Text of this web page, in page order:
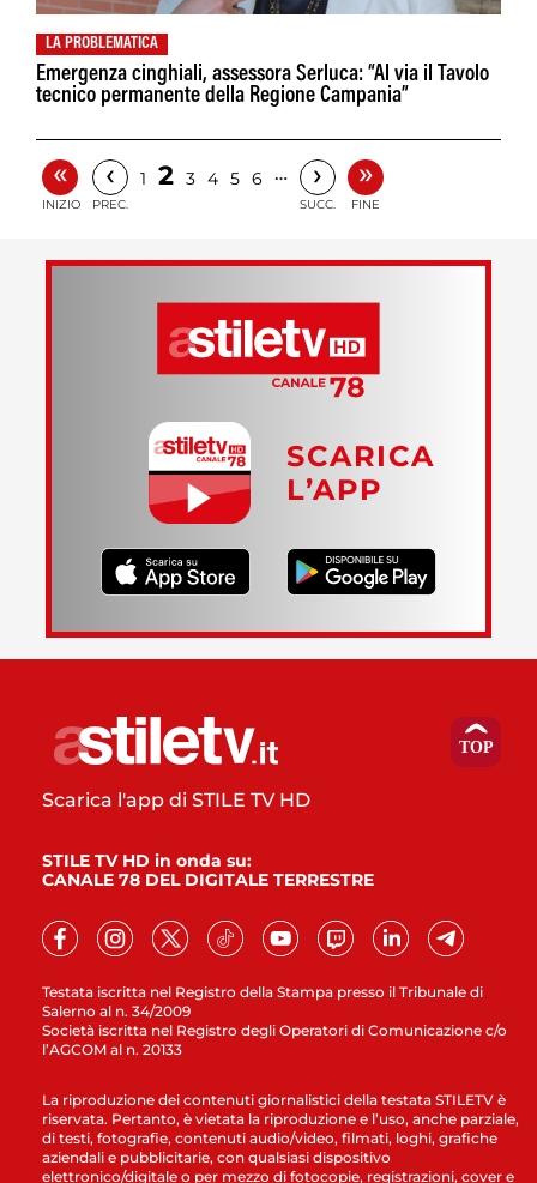
LA PROBLEMATICA
Emergenza cinghiali, assessora Serluca: “Al via il Tavolo
tecnico permanente della Regione Campania”
«
INIZIO
‹
PREC.
1 2 3 4 5 6 … ›
SUCC.
»
FINE
SCARICA
L’APP
Testata iscritta nel Registro della Stampa presso il Tribunale di
Salerno al n. 34/2009
Società iscritta nel Registro degli Operatori di Comunicazione c/o
l’AGCOM al n. 20133
Scarica l'app di STILE TV HD
STILE TV HD in onda su:
CANALE 78 DEL DIGITALE TERRESTRE
La riproduzione dei contenuti giornalistici della testata STILETV è
riservata. Pertanto, è vietata la riproduzione e l’uso, anche parziale,
di testi, fotografie, contenuti audio/video, filmati, loghi, grafiche
aziendali e pubblicitarie, con qualsiasi dispositivo
elettronico/digitale o per mezzo di fotocopie, registrazioni, cover e